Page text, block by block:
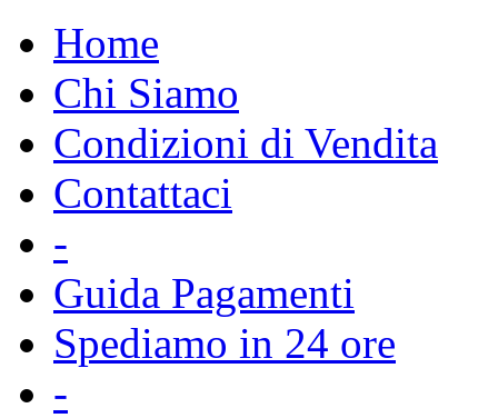
Home
Chi Siamo
Condizioni di Vendita
Contattaci
-
Guida Pagamenti
Spediamo in 24 ore
-